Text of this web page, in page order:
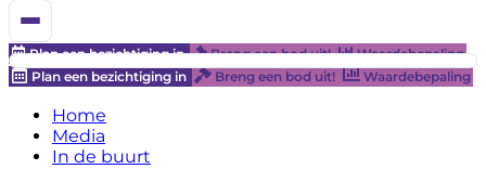
Plan een bezichtiging in Breng een bod uit!
Waardebepaling
Plan een bezichtiging in
Breng een bod uit! Waardebepaling
Home
Media
In de buurt